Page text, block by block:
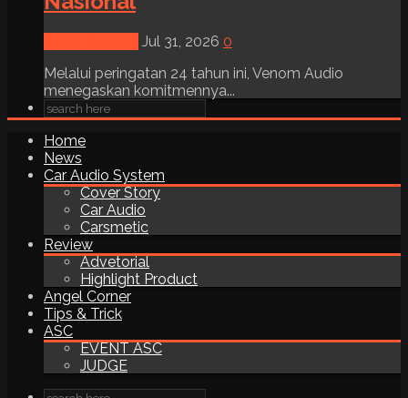
Jul 31, 2026 0
Melalui peringatan 24 tahun ini, Venom Audio
menegaskan komitmennya...
Home
News
Car Audio System
Cover Story
Car Audio
Carsmetic
Review
Advetorial
Highlight Product
Angel Corner
Tips & Trick
ASC
EVENT ASC
JUDGE